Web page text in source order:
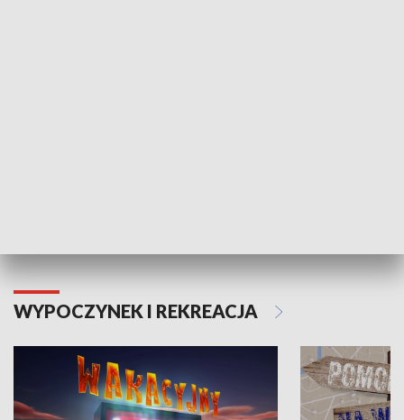
WYPOCZYNEK I REKREACJA